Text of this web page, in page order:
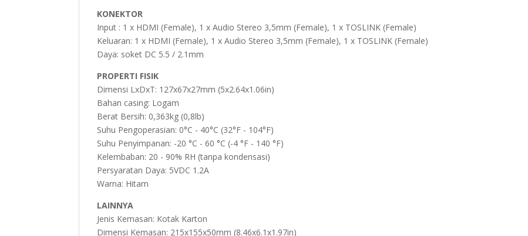
KONEKTOR
Input : 1 x HDMI (Female), 1 x Audio Stereo 3,5mm (Female), 1 x TOSLINK (Female)
Keluaran: 1 x HDMI (Female), 1 x Audio Stereo 3,5mm (Female), 1 x TOSLINK (Female)
Daya: soket DC 5.5 / 2.1mm
PROPERTI FISIK
Dimensi LxDxT: 127x67x27mm (5x2.64x1.06in)
Bahan casing: Logam
Berat Bersih: 0,363kg (0,8lb)
Suhu Pengoperasian: 0°C - 40°C (32°F - 104°F)
Suhu Penyimpanan: -20 °C - 60 °C (-4 °F - 140 °F)
Kelembaban: 20 - 90% RH (tanpa kondensasi)
Persyaratan Daya: 5VDC 1.2A
Warna: Hitam
LAINNYA
Jenis Kemasan: Kotak Karton
Dimensi Kemasan: 215x155x50mm (8.46x6.1x1.97in)